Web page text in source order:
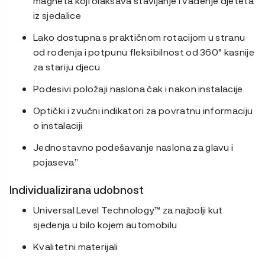
iz sjedalice
Lako dostupna s praktičnom rotacijom u stranu
od rođenja i potpunu fleksibilnost od 360° kasnije
za stariju djecu
Podesivi položaji naslona čak i nakon instalacije
Optički i zvučni indikatori za povratnu informaciju
o instalaciji
Jednostavno podešavanje naslona za glavu i
pojaseva”
Individualizirana udobnost
Universal Level Technology™ za najbolji kut
sjedenja u bilo kojem automobilu
Kvalitetni materijali